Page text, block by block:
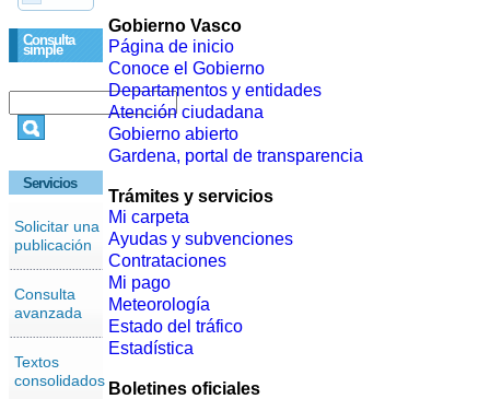
Consulta
simple
Servicios
Solicitar una
publicación
Consulta
avanzada
Textos
consolidados
Gobierno Vasco
Página de inicio
Conoce el Gobierno
Departamentos y entidades
Atención ciudadana
Gobierno abierto
Gardena, portal de transparencia
Trámites y servicios
Mi carpeta
Ayudas y subvenciones
Contrataciones
Mi pago
Meteorología
Estado del tráfico
Estadística
Boletines oficiales